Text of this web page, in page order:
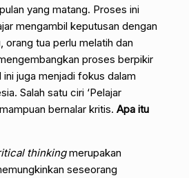
yang matang. Proses ini
mengambil keputusan dengan
orang tua perlu melatih dan
proses berpikir
juga menjadi fokus dalam
Salah satu ciri ‘Pelajar
bernalar kritis. Apa itu
thinkingmerupakan
seseorang